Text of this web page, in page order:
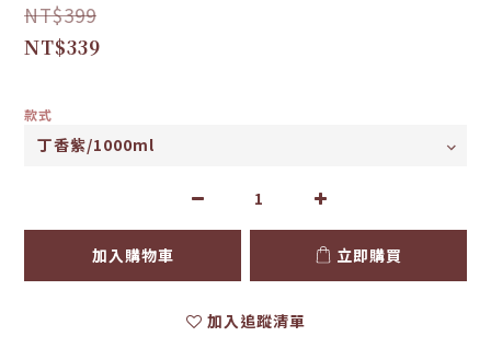
NT$399
NT$339
款式
加入購物車 立即購買
加入追蹤清單